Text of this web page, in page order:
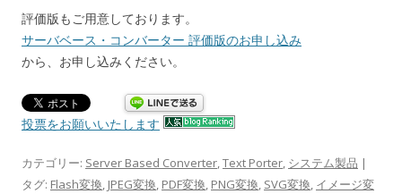
評価版もご用意しております。
サーバベース・コンバーター 評価版のお申し込み
から、お申し込みください。
投票をお願いいたします
カテゴリー: Server Based Converter,Text Porter, システム製品 |
タグ: Flash変換, JPEG変換, PDF変換, PNG変換, SVG変換, イメージ変